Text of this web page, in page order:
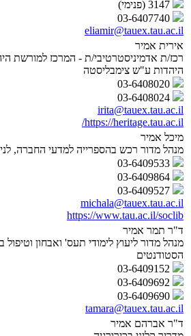
eliamir@tauex.tau.ac.il
אירית אמיר
רכז/ת אדמיניסטרטיבי/ת - המרכז למורשת
היהדות ע"ש צימבליסטה
irita@tauex.tau.ac.il
https://heritage.tau.ac.il/
מיכל אמיר
מנהל מדור רכש בהספרייה למדעי החברה,
michala@tauex.tau.ac.il
https://www.tau.ac.il/soclib
ד"ר תמר אמיר
מנהל מדור ליעוץ לימודי תעס' ואבחון וטיפול
הסטודנטים
tamara@tauex.tau.ac.il
ד"ר אברהם אמיר